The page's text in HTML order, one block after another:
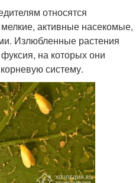
относятся
активные насекомые,
Излюбленные растения
на которых они
систему.